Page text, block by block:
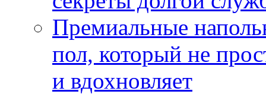
Премиальные
пол, который не
и вдохновляет